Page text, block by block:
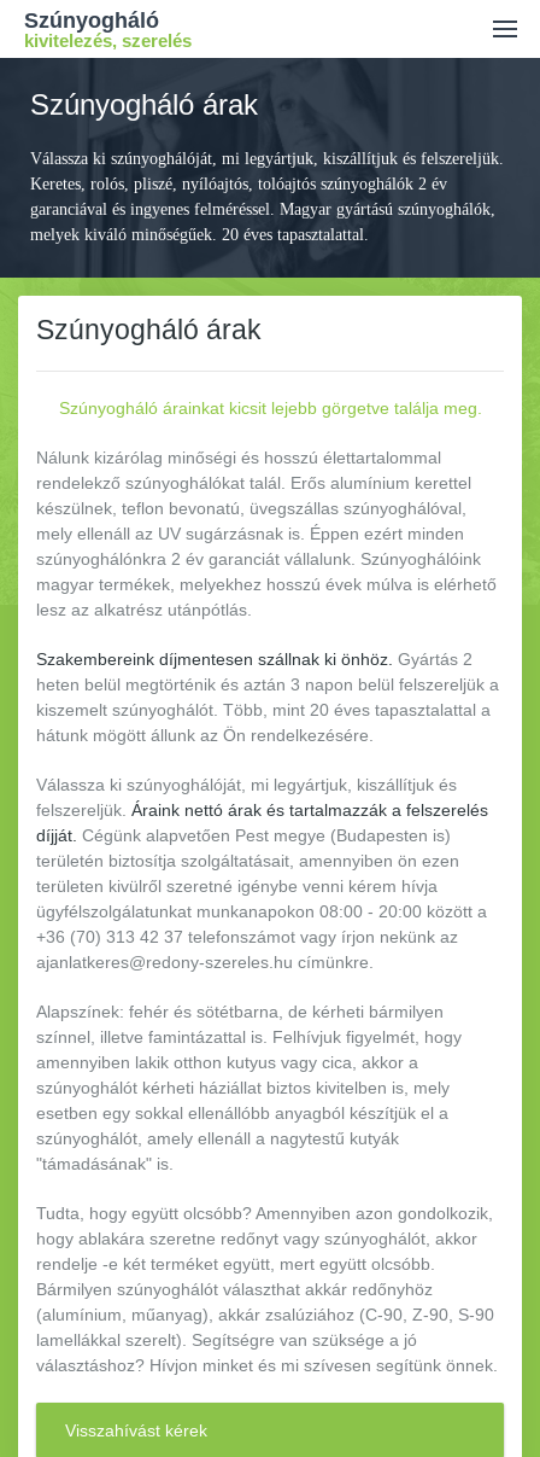
Szúnyogháló
kivitelezés, szerelés
Ajánlatkérés
Kiszállási díj
Kapcsolat
Szúnyogháló árak
Válassza ki szúnyoghálóját, mi legyártjuk, kiszállítjuk és felszereljük.
Keretes, rolós, pliszé, nyílóajtós, tolóajtós szúnyoghálók 2 év
garanciával és ingyenes felméréssel. Magyar gyártású szúnyoghálók,
melyek kiváló minőségűek. 20 éves tapasztalattal.
Szúnyogháló árak
Szúnyogháló árainkat kicsit lejebb görgetve találja meg.
Nálunk kizárólag minőségi és hosszú élettartalommal
rendelekző szúnyoghálókat talál. Erős alumínium kerettel
készülnek, teflon bevonatú, üvegszállas szúnyoghálóval,
mely ellenáll az UV sugárzásnak is. Éppen ezért minden
szúnyoghálónkra 2 év garanciát vállalunk. Szúnyoghálóink
magyar termékek, melyekhez hosszú évek múlva is elérhető
lesz az alkatrész utánpótlás.
Szakembereink díjmentesen szállnak ki önhöz. Gyártás 2
heten belül megtörténik és aztán 3 napon belül felszereljük a
kiszemelt szúnyoghálót. Több, mint 20 éves tapasztalattal a
hátunk mögött állunk az Ön rendelkezésére.
Válassza ki szúnyoghálóját, mi legyártjuk, kiszállítjuk és
felszereljük. Áraink nettó árak és tartalmazzák a felszerelés
díjját. Cégünk alapvetően Pest megye (Budapesten is)
területén biztosítja szolgáltatásait, amennyiben ön ezen
területen kivülről szeretné igénybe venni kérem hívja
ügyfélszolgálatunkat munkanapokon 08:00 - 20:00 között a
+36 (70) 313 42 37 telefonszámot vagy írjon nekünk az
ajanlatkeres@redony-szereles.hu címünkre.
Alapszínek: fehér és sötétbarna, de kérheti bármilyen
színnel, illetve famintázattal is. Felhívjuk figyelmét, hogy
amennyiben lakik otthon kutyus vagy cica, akkor a
szúnyoghálót kérheti háziállat biztos kivitelben is, mely
esetben egy sokkal ellenállóbb anyagból készítjük el a
szúnyoghálót, amely ellenáll a nagytestű kutyák
"támadásának" is.
Tudta, hogy együtt olcsóbb? Amennyiben azon gondolkozik,
hogy ablakára szeretne redőnyt vagy szúnyoghálót, akkor
rendelje -e két terméket együtt, mert együtt olcsóbb.
Bármilyen szúnyoghálót választhat akkár redőnyhöz
(alumínium, műanyag), akkár zsalúziához (C-90, Z-90, S-90
lamellákkal szerelt). Segítségre van szüksége a jó
választáshoz? Hívjon minket és mi szívesen segítünk önnek.
Visszahívást kérek